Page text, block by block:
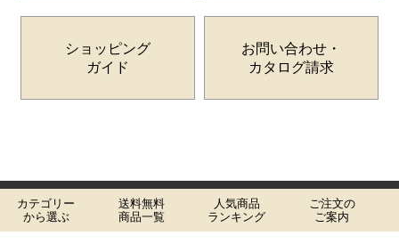
ショッピング
ガイド
お問い合わせ・
カタログ請求
カテゴリー
から選ぶ
送料無料
商品一覧
人気商品
ランキング
ご注文の
ご案内
個人情報の取り扱いについて
特定商取引法に関する表示
／ サイトマップ